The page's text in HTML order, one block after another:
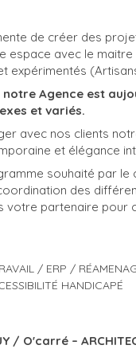
de créer des
espace avec le
expérimentés
Agence est
et variés.
avec nos clients
et élégance
souhaité par
des
votre partenaire pour
/ ERP /
HANDICAPÉ
/ O'carré –